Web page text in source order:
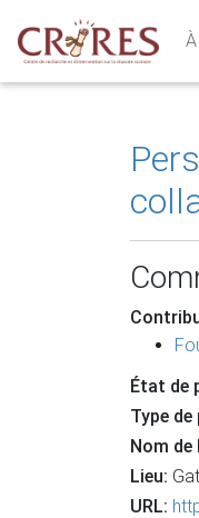
État de
Type
Nom de
Lieu:
URL: